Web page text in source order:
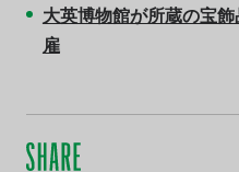
大英博物館が所蔵の宝
雇